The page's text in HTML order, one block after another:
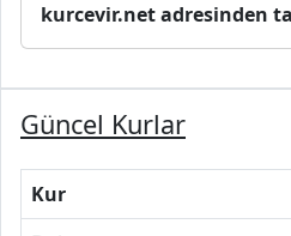
kurcevir.net adresinden
Güncel Kurlar
Kur